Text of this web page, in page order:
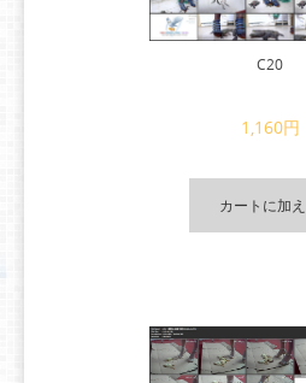
C20
1,160円
カートに加